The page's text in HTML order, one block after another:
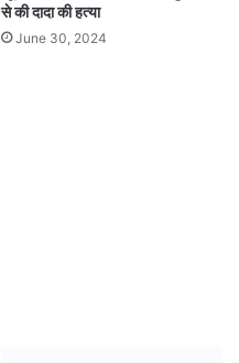
से की दादा की हत्या
June 30, 2024